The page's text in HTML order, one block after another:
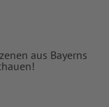
aus Bayerns